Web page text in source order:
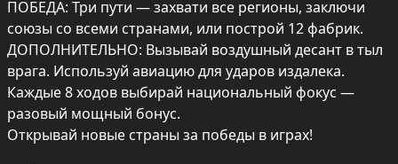
ПОБЕДА: Три пути — захвати все регионы, заключи
союзы со всеми странами, или построй 12 фабрик.
ДОПОЛНИТЕЛЬНО: Вызывай воздушный десант в тыл
врага. Используй авиацию для ударов издалека.
Каждые 8 ходов выбирай национальный фокус —
разовый мощный бонус.
Открывай новые страны за победы в играх!